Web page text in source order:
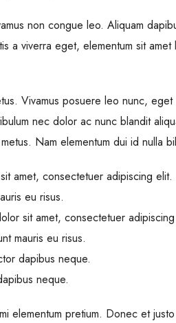
non congue leo. Aliquam
a viverra eget, elementum sit
Vivamus posuere leo nunc,
nec dolor ac nunc blandit
Nam elementum dui id nulla
amet, consectetuer adipiscing elit.
eu risus.
sit amet, consectetuer
mauris eu risus.
dapibus neque.
neque.
elementum pretium. Donec et